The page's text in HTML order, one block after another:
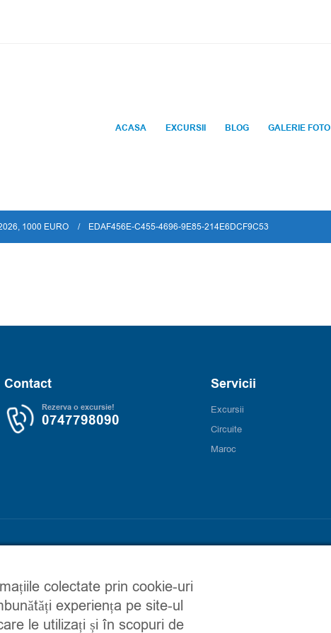
ACASA EXCURSII BLOG GALERIE FOTO
1000 EURO EDAF456E-C455-4696-9E85-214E6DCF9C53
Contact
Rezerva o excursie!
0747798090
Servicii
Excursii
Circuite
Maroc
colectate prin cookie-uri
experiența pe site-ul
le utilizați și în scopuri de